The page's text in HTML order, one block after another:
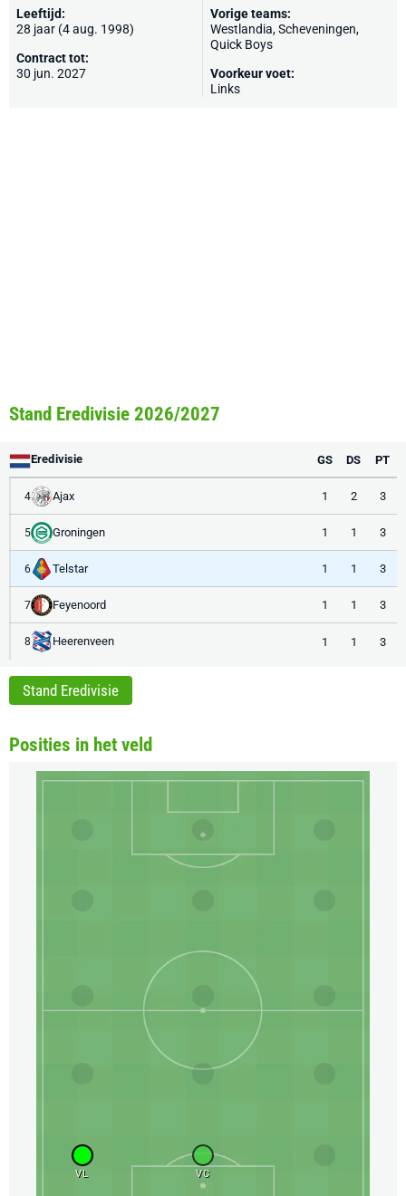
Leeftijd:
28 jaar (4 aug. 1998)
Contract tot:
30 jun. 2027
Vorige teams:
Westlandia,Scheveningen,
Quick Boys
Voorkeur voet:
Links
Stand Eredivisie 2026/2027
Eredivisie GS DS PT
4 Ajax 1 2 3
5 Groningen 1 1 3
6 Telstar 1 1 3
7 Feyenoord 1 1 3
8 Heerenveen 1 1 3
Stand Eredivisie
Posities in het veld
VL VC